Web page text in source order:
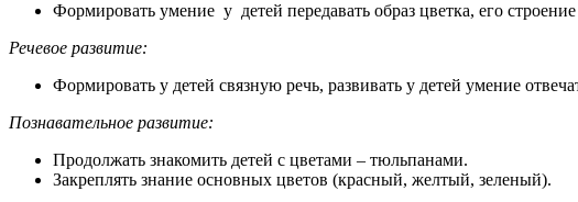
Формировать умение у детей передавать образ цветка, его
Речевое развитие:
Формировать у детей связную речь, развивать у детей умение
Познавательное развитие:
Продолжать знакомить детей с цветами – тюльпанами.
Закреплять знание основных цветов (красный, желтый, зеленый).